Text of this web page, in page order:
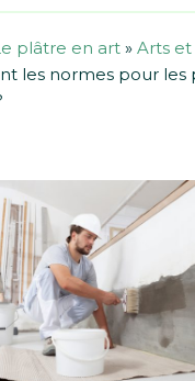
plâtre en art » Arts
les normes pour les